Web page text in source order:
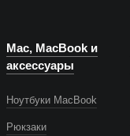
Mac, MacBook и
аксессуары
Ноутбуки MacBook
Рюкзаки